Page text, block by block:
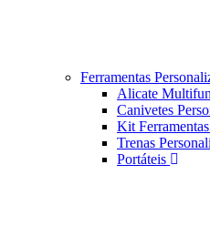
Ferramentas
Alicate
Canivetes
Kit
Trenas
Portáteis